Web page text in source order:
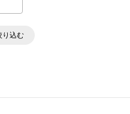
り込む